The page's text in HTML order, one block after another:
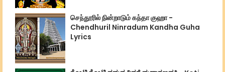
செந்தூரில் நின்றாடும் கந்தா குஹா -
Chendhuril Ninradum Kandha Guha
Lyrics